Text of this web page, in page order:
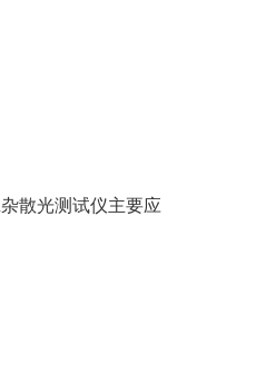
杂散光测试仪主要应